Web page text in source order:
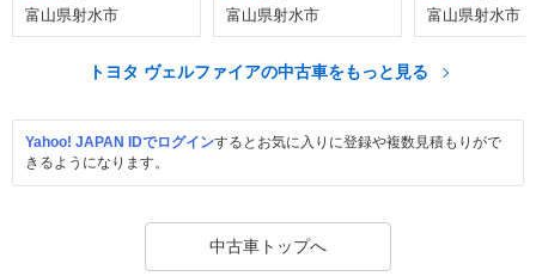
富山県射水市 富山県射水市 富山県射水市
トヨタ ヴェルファイアの中古車をもっと見る
Yahoo! JAPAN IDでログインするとお気に入りに登録や複数見積もりがで
きるようになります。
中古車トップへ